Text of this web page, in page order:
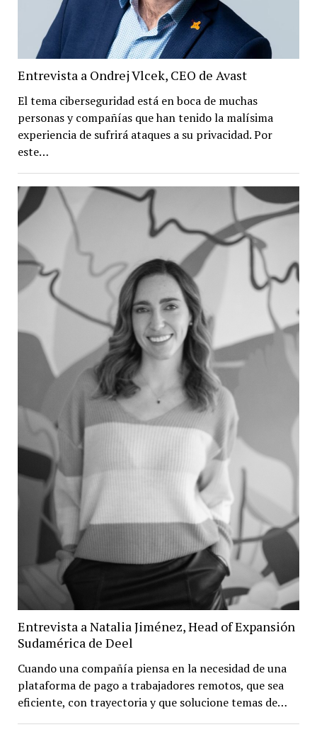
Entrevista a Ondrej Vlcek, CEO de Avast
El tema ciberseguridad está en boca de muchas
personas y compañías que han tenido la malísima
experiencia de sufrirá ataques a su privacidad. Por
este…
Entrevista a Natalia Jiménez, Head of Expansión
Sudamérica de Deel
Cuando una compañía piensa en la necesidad de una
plataforma de pago a trabajadores remotos, que sea
eficiente, con trayectoria y que solucione temas de…